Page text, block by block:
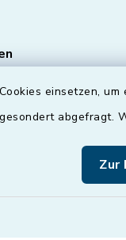
einsetzen,
abgefragt.
Zur
für den
Sie auch
mit uns